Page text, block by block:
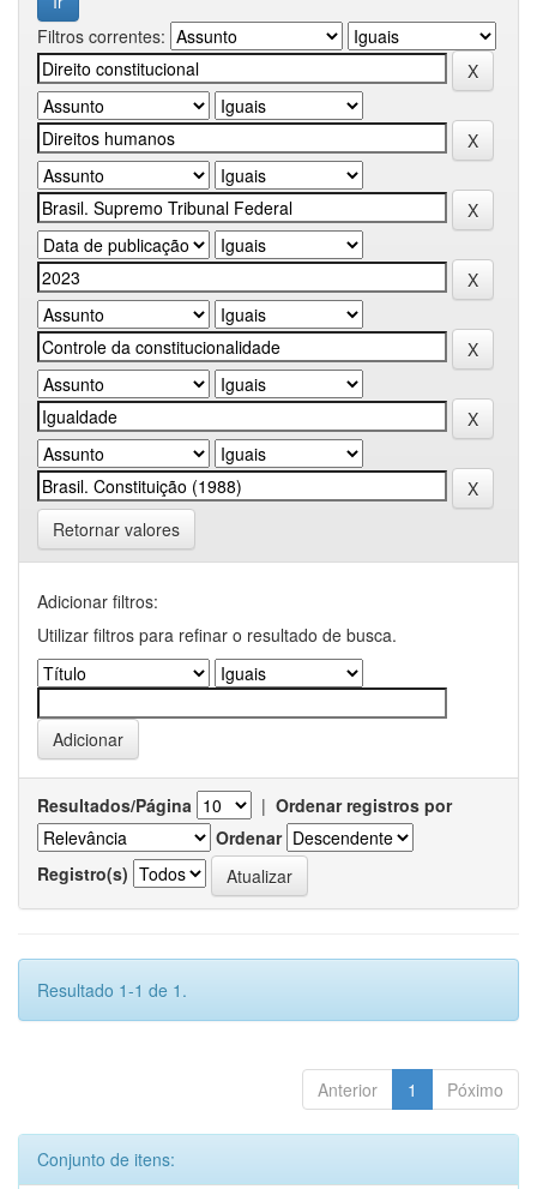
Filtros correntes:
Retornar valores
Adicionar filtros:
Utilizar filtros para refinar o resultado de busca.
Resultados/Página | Ordenar registros por
Ordenar
Registro(s)
Resultado 1-1 de 1.
Anterior 1 Póximo
Conjunto de itens: